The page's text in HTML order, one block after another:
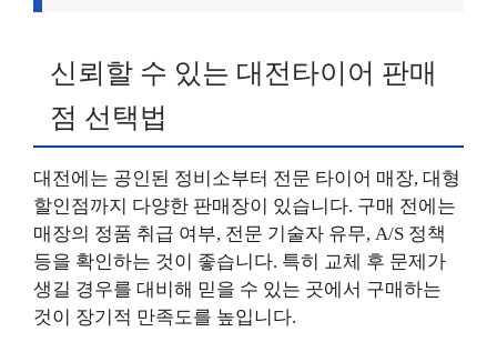
신뢰할 수 있는 대전타이어 판매
점 선택법
대전에는 공인된 정비소부터 전문 타이어 매장, 대형
할인점까지 다양한 판매장이 있습니다. 구매 전에는
매장의 정품 취급 여부, 전문 기술자 유무, A/S 정책
등을 확인하는 것이 좋습니다. 특히 교체 후 문제가
생길 경우를 대비해 믿을 수 있는 곳에서 구매하는
것이 장기적 만족도를 높입니다.